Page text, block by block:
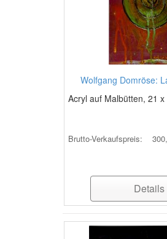
Wolfgang Domröse:
Acryl auf Malbütten, 21
Brutto-Verkaufspreis:
Details